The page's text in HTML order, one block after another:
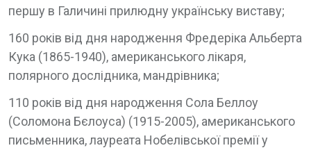
першу в Галичині прилюдну українську виставу;
160 років від дня народження Фредеріка Альберта
Кука (1865-1940), американського лікаря,
полярного дослідника, мандрівника;
110 років від дня народження Сола Беллоу
(Соломона Бєлоуса) (1915-2005), американського
письменника, лауреата Нобелівської премії у